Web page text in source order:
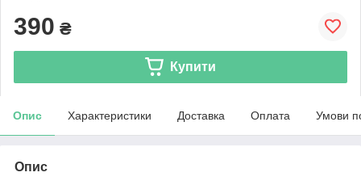
390 ₴
Купити
Опис Характеристики Доставка Оплата Умови
Опис